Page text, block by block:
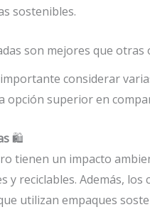
sostenibles.
son mejores que otras
considerar
opción superior en
🛍️
tienen un impacto
y reciclables. Además,
utilizan empaques